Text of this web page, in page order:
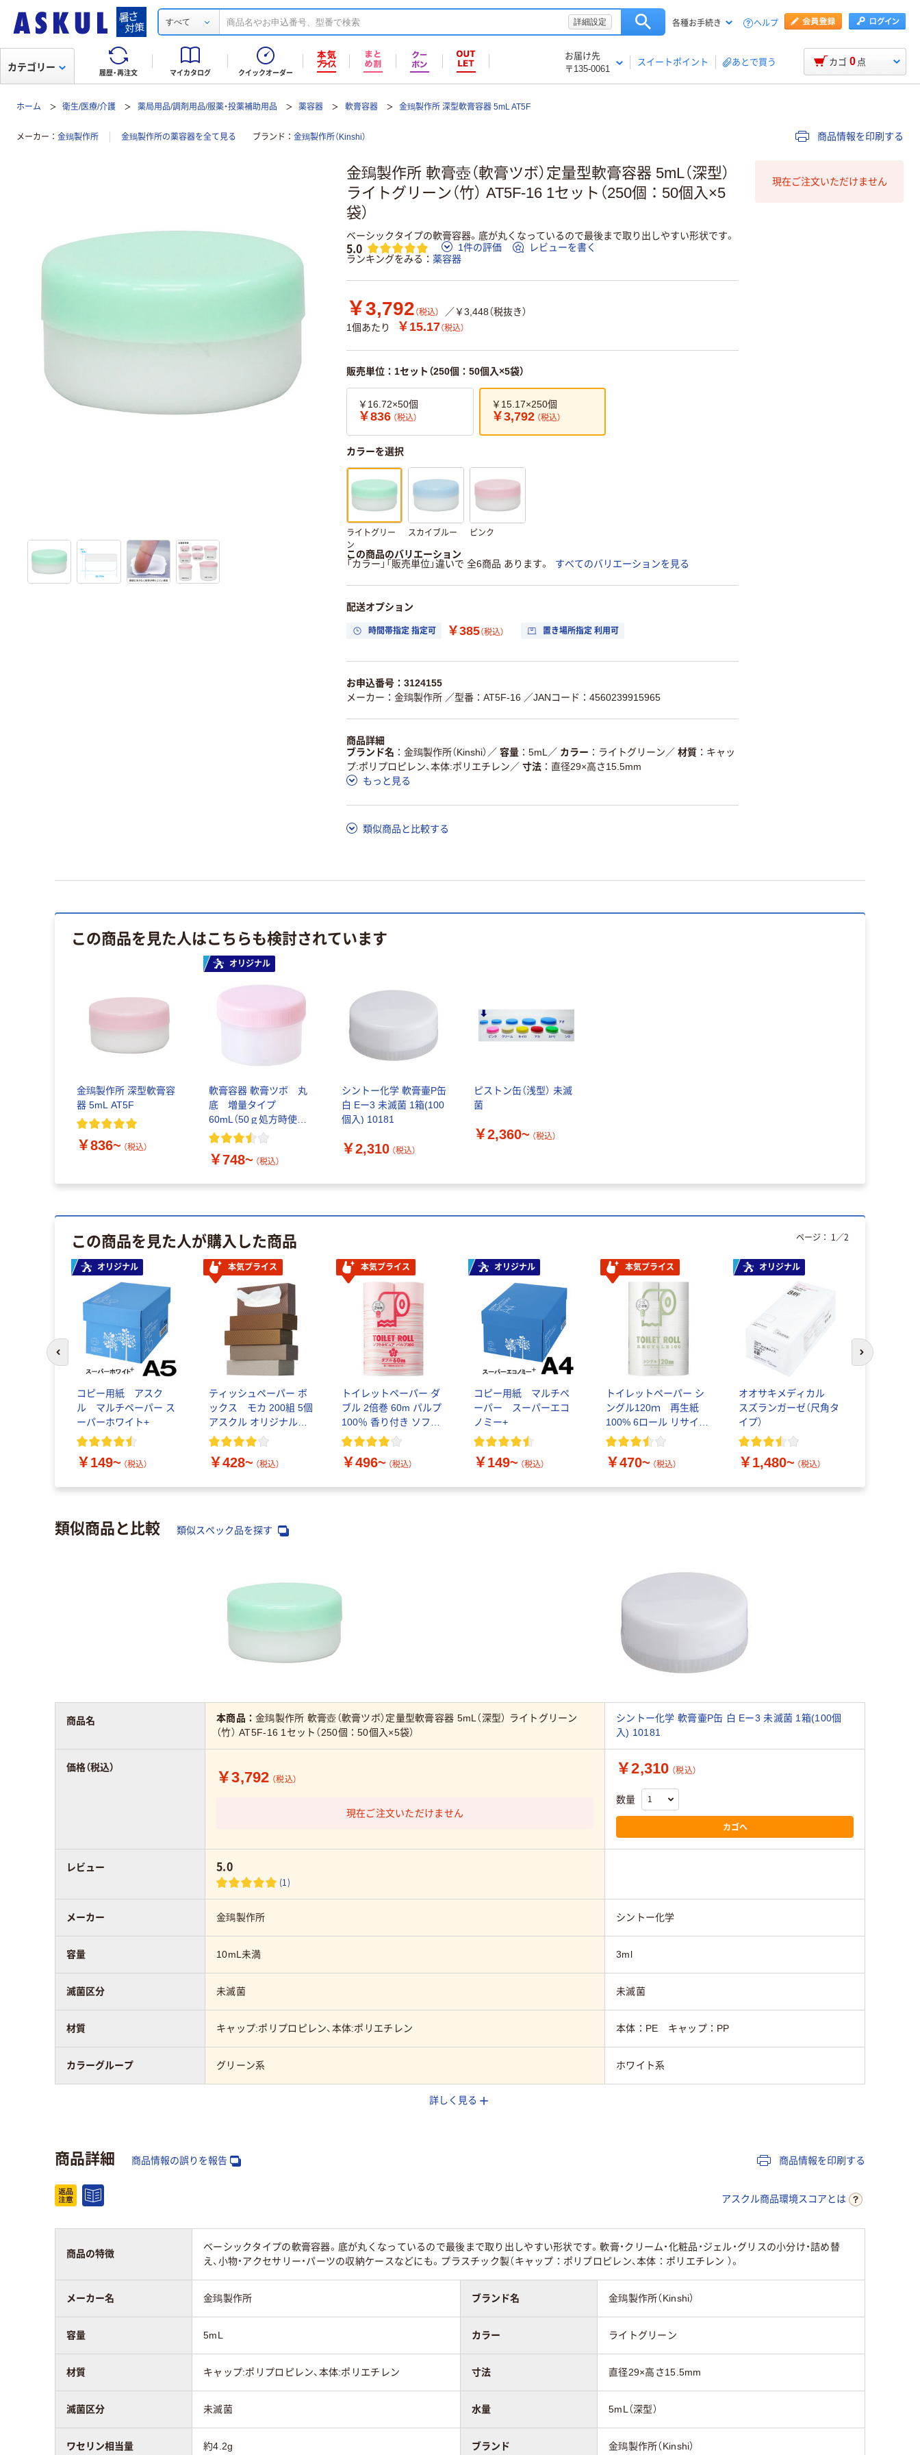
すべて 詳細設定 各種お手続き ヘルプ
履歴・再注文 マイカタログ クイックオーダー
お届け先
〒135-0061
スイートポイント あとで買う
カテゴリー カゴ 0 点
ホーム 衛生/医療/介護 薬局用品/調剤用品/服薬・投薬補助用品 薬容器 軟膏容器 金鵄製作所 深型軟膏容器 5mL AT5F
メーカー 金鵄製作所 金鵄製作所の薬容器を全て見る ブランド 金鵄製作所（Kinshi） 商品情報を印刷する
金鵄製作所 軟膏壺（軟膏ツボ）定量型軟膏容器 5mL（深型）
ライトグリーン（竹） AT5F-16 1セット（250個：50個入×5
袋）
ベーシックタイプの軟膏容器。底が丸くなっているので最後まで取り出しやすい形状です。
5.0 1件の評価
レビューを書く
ランキングをみる
薬容器
￥3,792 （税込）
／￥3,448（税抜き）
1個あたり
￥15.17（税込）
販売単位：1セット（250個：50個入×5袋）
￥16.72×50個
￥836 （税込）
￥15.17×250個
￥3,792 （税込）
カラーを選択
ライトグリー
ン
スカイブルー ピンク
この商品のバリエーション
「カラー」「販売単位」違いで 全6商品 あります。
すべてのバリエーションを見る
配送オプション
時間帯指定 指定可 ￥385（税込） 置き場所指定 利用可
お申込番号：3124155
メーカー：金鵄製作所 ／型番：AT5F-16 ／JANコード：4560239915965
商品詳細
ブランド名
金鵄製作所（Kinshi） ／ 容量 5mL ／ カラー ライトグリーン ／ 材質
キャッ
プ:ポリプロピレン、本体:ポリエチレン ／ 寸法
直径29×高さ15.5mm
もっと見る
類似商品と比較する
現在ご注文いただけません
この商品を見た人はこちらも検討されています
金鵄製作所 深型軟膏容
器 5mL AT5F
￥836~ （税込）
オリジナル
軟膏容器 軟膏ツボ 丸
底 増量タイプ
60mL（50ｇ処方時使用
サイズ） 1袋（20個入）
￥748~ （税込）
シントー化学 軟膏壷P缶
白 Eー3 未滅菌 1箱(100
個入) 10181
￥2,310 （税込）
ピストン缶（浅型） 未滅
菌
￥2,360~ （税込）
この商品を見た人が購入した商品
オリジナル
コピー用紙 アスク
ル マルチペーパー ス
ーパーホワイト+
￥149~ （税込）
本気プライス
ティッシュペーパー ボ
ックス モカ 200組 5個
アスクル オリジナルテ
ィッシュ PEFC認証
￥428~ （税込）
本気プライス
トイレットペーパー ダ
ブル 2倍巻 60m パルプ
100％ 香り付き ソフト&
ピュア オリジナル
￥496~ （税込）
オリジナル
コピー用紙 マルチペ
ーパー スーパーエコ
ノミー+
￥149~ （税込）
本気プライス
トイレットペーパー シ
ングル120ｍ 再生紙
100% 6ロール リサイク
ル100 芯あり FSC認
￥470~ （税込）
オリジナル
オオサキメディカル
スズランガーゼ（尺角タ
イプ）
￥1,480~ （税込）
ページ： 1／2
前のスライドへ 次のスライド
類似商品と比較 類似スペック品を探す
商品名 本商品：金鵄製作所 軟膏壺（軟膏ツボ）定量型軟膏容器 5mL（深型） ライトグリーン
（竹） AT5F-16 1セット（250個：50個入×5袋）
シントー化学 軟膏壷P缶 白 Eー3 未滅菌 1箱(100個
入) 10181
価格（税込）
￥3,792 （税込）
現在ご注文いただけません
￥2,310 （税込）
数量
カゴへ
レビュー 5.0
(1)
メーカー 金鵄製作所 シントー化学
容量 10mL未満 3ml
滅菌区分 未滅菌 未滅菌
材質 キャップ:ポリプロピレン、本体:ポリエチレン 本体：PE キャップ：PP
カラーグループ グリーン系 ホワイト系
詳しく見る
商品詳細 商品情報の誤りを報告 商品情報を印刷する
アスクル商品環境スコアとは
商品の特徴
ベーシックタイプの軟膏容器。底が丸くなっているので最後まで取り出しやすい形状です。軟膏・クリーム・化粧品・ジェル・グリスの小分け・詰め替
え、小物・アクセサリー・パーツの収納ケースなどにも。プラスチック製（キャップ：ポリプロピレン、本体：ポリエチレン ）。
メーカー名 金鵄製作所 ブランド名 金鵄製作所（Kinshi）
容量 5mL カラー ライトグリーン
材質 キャップ:ポリプロピレン、本体:ポリエチレン 寸法 直径29×高さ15.5mm
滅菌区分 未滅菌 水量 5mL（深型）
ワセリン相当量 約4.2g ブランド 金鵄製作所（Kinshi）